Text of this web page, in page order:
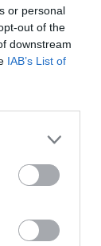
or personal
out of the
downstream
IAB’s List of